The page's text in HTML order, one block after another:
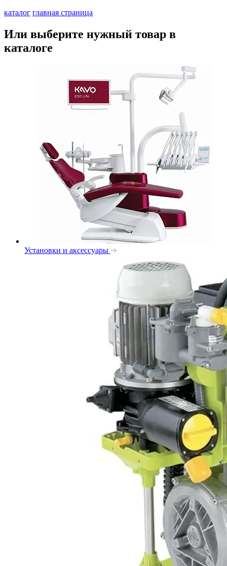
каталог главная страница
Или выберите нужный товар в
каталоге
Установки и аксессуары